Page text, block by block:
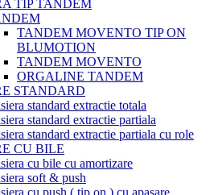
TIP TANDEM
TANDEM MOVENTO TIP ON
BLUMOTION
TANDEM MOVENTO
ORGALINE TANDEM
STANDARD
standard extractie totala
standard extractie partiala
standard extractie partiala cu role
CU BILE
cu bile cu amortizare
soft & push
cu push ( tip on ) cu apasare